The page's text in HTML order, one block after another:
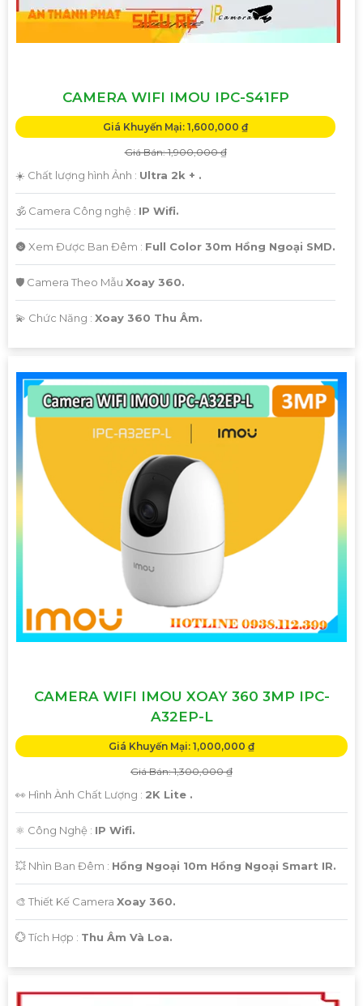
CAMERA WIFI IMOU IPC-S41FP
Giá Khuyến Mại: 1,600,000 ₫
Giá Bán: 1,900,000 ₫
☀️ Chất lượng hình Ảnh : Ultra 2k + .
🕉️ Camera Công nghệ : IP Wifi.
🌚 Xem Được Ban Đêm : Full Color 30m Hồng Ngoại SMD.
🛡 Camera Theo Mẫu Xoay 360.
️💫 Chức Năng : Xoay 360 Thu Âm.
CAMERA WIFI IMOU XOAY 360 3MP IPC-
A32EP-L
Giá Khuyến Mại: 1,000,000 ₫
Giá Bán: 1,300,000 ₫
👀 Hình Ành Chất Lượng : 2K Lite .
⚛️ Công Nghệ : IP Wifi.
💥 Nhìn Ban Đêm : Hồng Ngoại 10m Hồng Ngoại Smart IR.
🎨 Thiết Kế Camera Xoay 360.
️💮 Tích Hợp : Thu Âm Và Loa.